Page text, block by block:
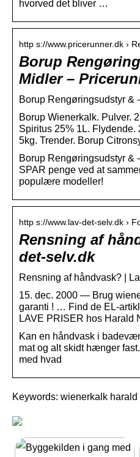
hvorved det bliver …
http s://www.pricerunner.dk ›
Borup
Midler –
Borup Rengøringsudstyr &
Borup Wienerkalk. Pulver.
Spiritus 25% 1L. Flydende.
5kg. Trender. Borup
Borup Rengøringsudstyr &
SPAR penge ved at
populære modeller!
http s://www.lav-det-selv.dk ›
Rensning af
det-selv.dk
Rensning af håndvask? |
15. dec. 2000 — Brug
garanti ! … Find de EL-
LAVE PRISER hos Harald
Kan en håndvask i
mat og alt skidt hænger
med hvad
Keywords: wienerkalk harald